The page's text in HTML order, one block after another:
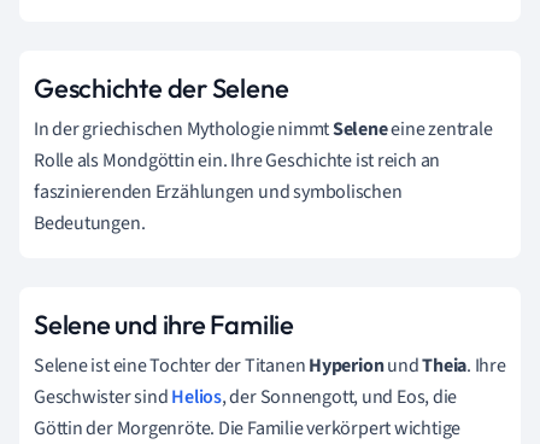
Geschichte der Selene
In der griechischen Mythologie nimmtSeleneeine zentrale
Rolle als Mondgöttin ein. Ihre Geschichte ist reich an
faszinierenden Erzählungen und symbolischen
Bedeutungen.
Selene und ihre Familie
Selene ist eine Tochter der TitanenHyperionundTheia. Ihre
Geschwister sindHelios, der Sonnengott, und Eos, die
Göttin der Morgenröte. Die Familie verkörpert wichtige